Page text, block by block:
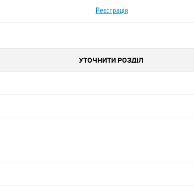
Реєстрація
УТОЧНИТИ РОЗДІЛ